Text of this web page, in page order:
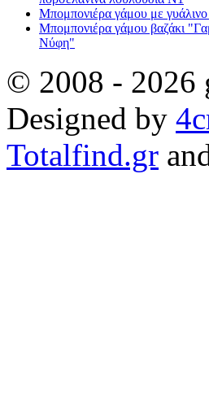
Μπομπονιέρα γάμου με
Μπομπονιέρα γάμου βαζάκι
Νύφη"
© 2008 - 2026
Designed by
Totalfind.gr